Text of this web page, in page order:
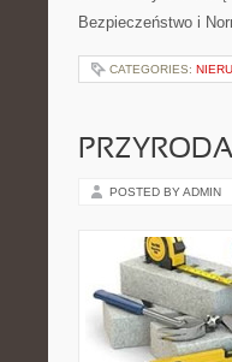
Bezpieczeństwo i
CATEGORIES:
POSTED BY ADMIN